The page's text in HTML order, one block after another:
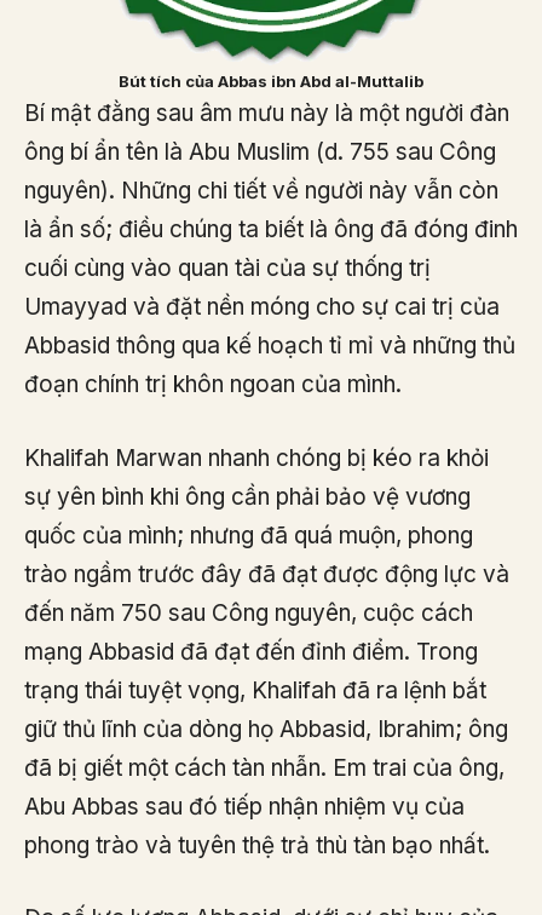
Bút tích của Abbas ibn Abd al-Muttalib
Bí mật đằng sau âm mưu này là một người đàn
ông bí ẩn tên là Abu Muslim (d. 755 sau Công
nguyên). Những chi tiết về người này vẫn còn
là ẩn số; điều chúng ta biết là ông đã đóng đinh
cuối cùng vào quan tài của sự thống trị
Umayyad và đặt nền móng cho sự cai trị của
Abbasid thông qua kế hoạch tỉ mỉ và những thủ
đoạn chính trị khôn ngoan của mình.
Khalifah Marwan nhanh chóng bị kéo ra khỏi
sự yên bình khi ông cần phải bảo vệ vương
quốc của mình; nhưng đã quá muộn, phong
trào ngầm trước đây đã đạt được động lực và
đến năm 750 sau Công nguyên, cuộc cách
mạng Abbasid đã đạt đến đỉnh điểm. Trong
trạng thái tuyệt vọng, Khalifah đã ra lệnh bắt
giữ thủ lĩnh của dòng họ Abbasid, Ibrahim; ông
đã bị giết một cách tàn nhẫn. Em trai của ông,
Abu Abbas sau đó tiếp nhận nhiệm vụ của
phong trào và tuyên thệ trả thù tàn bạo nhất.